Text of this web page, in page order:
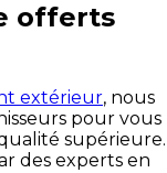
offerts
extérieur, nous
pour vous
supérieure.
des experts en